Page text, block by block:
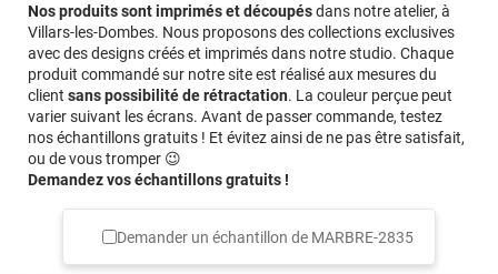
Nos produits sont imprimés et découpésdans notre atelier, à
Villars-les-Dombes. Nous proposons des collections exclusives
avec des designs créés et imprimés dans notre studio. Chaque
produit commandé sur notre site est réalisé aux mesures du
client sans possibilité de rétractation. La couleur perçue peut
varier suivant les écrans. Avant de passer commande, testez
nos échantillons gratuits ! Et évitez ainsi de ne pas être satisfait,
ou de vous tromper 😉
Demandez vos échantillons gratuits !
Demander un échantillon de MARBRE-2835